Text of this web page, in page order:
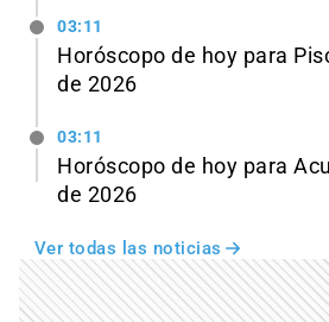
03:11
Horóscopo de hoy para
de 2026
03:11
Horóscopo de hoy para
de 2026
Ver todas las noticias